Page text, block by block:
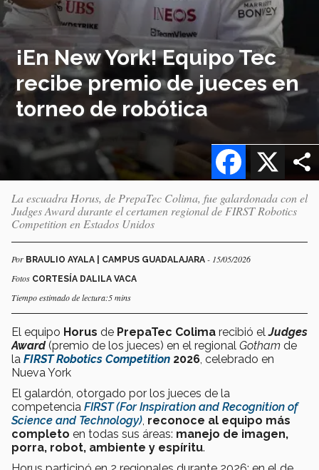
¡En New York! Equipo Tec
recibe premio de jueces en
torneo de robótica
X
Facebook
La escuadra Horus, de PrepaTec Colima, fue galardonada con el
Judges Award durante el certamen regional de FIRST Robotics
Competition en Estados Unidos
Por BRAULIO AYALA | CAMPUS GUADALAJARA - 15/05/2026
Fotos CORTESÍA DALILA VACA
Tiempo estimado de lectura:5 mins
El equipo Horus de PrepaTec Colima recibió elJudges
Award(premio de los jueces) en el regional Gotham de
la FIRST Robotics Competition 2026 , celebrado en
Nueva York
El galardón, otorgado por los jueces de la
competencia FIRST (For Inspiration and Recognition of
Science and Technology) reconoce al equipo más
completo en todas sus áreas: manejo de imagen,
porra, robot, ambiente y espíritu.